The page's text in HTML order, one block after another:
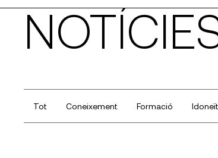
El Col·legi
Tot Coneixement Formació